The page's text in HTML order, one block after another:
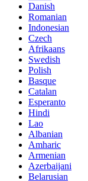
Danish
Romanian
Indonesian
Czech
Afrikaans
Swedish
Polish
Basque
Catalan
Esperanto
Hindi
Lao
Albanian
Amharic
Armenian
Azerbaijani
Belarusian